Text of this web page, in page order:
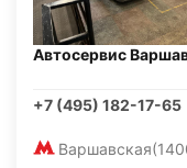
Автосервис
+7 (495) 182-17-65
Варшавская